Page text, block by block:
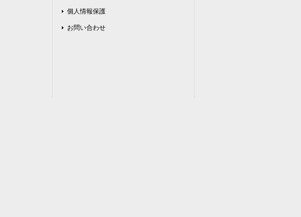
個人情報保護
お問い合わせ